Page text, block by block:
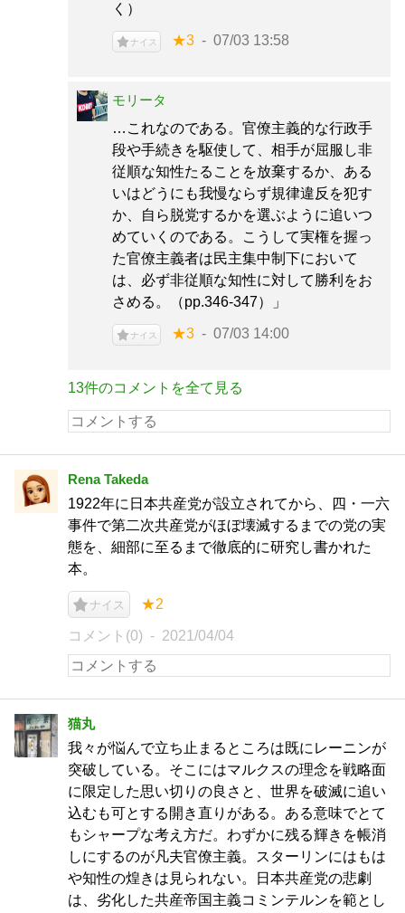
く）
ナイス ★3 07/03 13:58
モリータ
…これなのである。官僚主義的な行政手
段や手続きを駆使して、相手が屈服し非
従順な知性たることを放棄するか、ある
いはどうにも我慢ならず規律違反を犯す
か、自ら脱党するかを選ぶように追いつ
めていくのである。こうして実権を握っ
た官僚主義者は民主集中制下において
は、必ず非従順な知性に対して勝利をお
さめる。（pp.346-347）」
ナイス ★3 07/03 14:00
13件のコメントを全て見る
Rena Takeda
1922年に日本共産党が設立されてから、四・一六
事件で第二次共産党がほぼ壊滅するまでの党の実
態を、細部に至るまで徹底的に研究し書かれた
本。
ナイス ★2
コメント(0) 2021/04/04
猫丸
我々が悩んで立ち止まるところは既にレーニンが
突破している。そこにはマルクスの理念を戦略面
に限定した思い切りの良さと、世界を破滅に追い
込むも可とする開き直りがある。ある意味でとて
もシャープな考え方だ。わずかに残る輝きを帳消
しにするのが凡夫官僚主義。スターリンにはもは
や知性の煌きは見られない。日本共産党の悲劇
は、劣化した共産帝国主義コミンテルンを範とし